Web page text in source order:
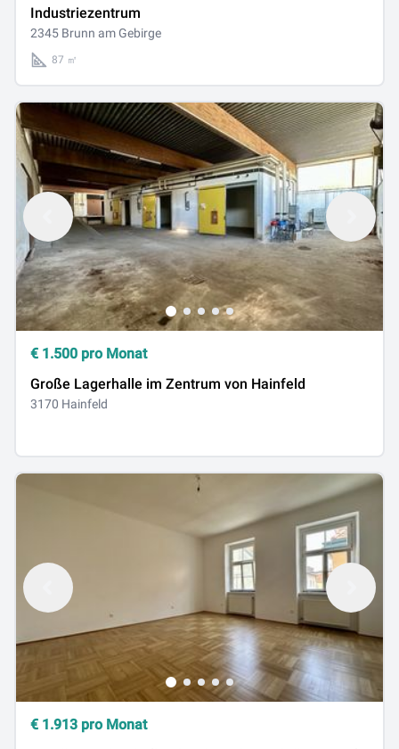
Industriezentrum
2345 Brunn am Gebirge
87 ㎡
€ 1.500 pro Monat
Große Lagerhalle im Zentrum von Hainfeld
3170 Hainfeld
€ 1.913 pro Monat